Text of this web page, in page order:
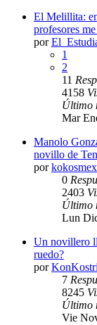
El Melillita:
profesores
por
1
2
11
4158
Último
Mar
Manolo
novillo de
porkokosmex
0
2403
Último
Lun
Un novillero
ruedo?
por
7
8245
Último
Vie